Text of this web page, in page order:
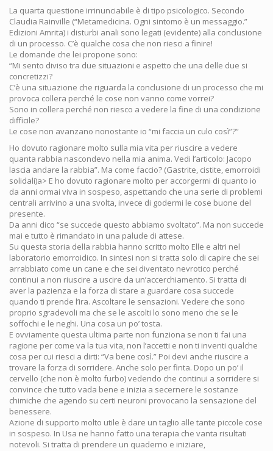
La quarta questione irrinunciabile è di tipo psicologico. Secondo
Claudia Rainville (“Metamedicina. Ogni sintomo è un messaggio.”
Edizioni Amrita) i disturbi anali sono legati (evidente) alla conclusione
di un processo. C’è qualche cosa che non riesci a finire!
Le domande che lei propone sono:
“Mi sento diviso tra due situazioni e aspetto che una delle due si
concretizzi?
C’è una situazione che riguarda la conclusione di un processo che mi
provoca collera perché le cose non vanno come vorrei?
Sono in collera perché non riesco a vedere la fine di una condizione
difficile?
Le cose non avanzano nonostante io “mi faccia un culo così”?”
Ho dovuto ragionare molto sulla mia vita per riuscire a vedere
quanta rabbia nascondevo nella mia anima. Vedi l’articolo: Jacopo
lascia andare la rabbia”. Ma come faccio? (Gastrite, cistite, emorroidi
solidali)a> E ho dovuto ragionare molto per accorgermi di quanto io
da anni ormai viva in sospeso, aspettando che una serie di problemi
centrali arrivino a una svolta, invece di godermi le cose buone del
presente.
Da anni dico “se succede questo abbiamo svoltato”. Ma non succede
mai e tutto è rimandato in una palude di attese.
Su questa storia della rabbia hanno scritto molto Elle e altri nel
laboratorio emorroidico. In sintesi non si tratta solo di capire che sei
arrabbiato come un cane e che sei diventato nevrotico perché
continui a non riuscire a uscire da un’accerchiamento. Si tratta di
aver la pazienza e la forza di stare a guardare cosa succede
quando ti prende l’ira. Ascoltare le sensazioni. Vedere che sono
proprio sgradevoli ma che se le ascolti lo sono meno che se le
soffochi e le neghi. Una cosa un po’ tosta.
E ovviamente questa ultima parte non funziona se non ti fai una
ragione per come va la tua vita, non l’accetti e non ti inventi qualche
cosa per cui riesci a dirti: “Va bene così.” Poi devi anche riuscire a
trovare la forza di sorridere. Anche solo per finta. Dopo un po’ il
cervello (che non è molto furbo) vedendo che continui a sorridere si
convince che tutto vada bene e inizia a secernere le sostanze
chimiche che agendo su certi neuroni provocano la sensazione del
benessere.
Azione di supporto molto utile è dare un taglio alle tante piccole cose
in sospeso. In Usa ne hanno fatto una terapia che vanta risultati
notevoli. Si tratta di prendere un quaderno e iniziare,